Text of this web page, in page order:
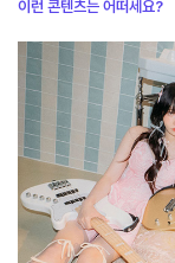
이런 콘텐츠는 어떠세요?